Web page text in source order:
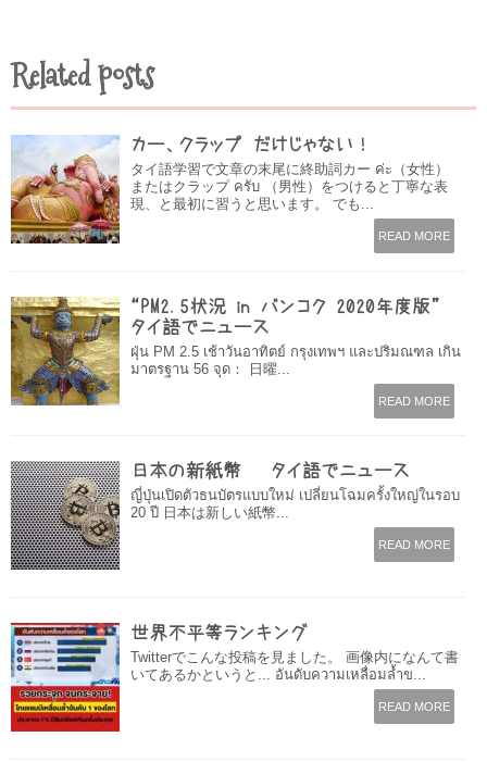
Related posts
カー、クラップ だけじゃない！
タイ語学習で文章の末尾に終助詞カー ค่ะ（女性）
またはクラップ ครับ （男性）をつけると丁寧な表
現、と最初に習うと思います。 でも...
READ MORE
“PM2.5状況 in バンコク 2020年度版” –
タイ語でニュース
ฝุ่น PM 2.5 เช้าวันอาทิตย์ กรุงเทพฯ และปริมณฑล เกิน
มาตรฐาน 56 จุด： 日曜...
READ MORE
日本の新紙幣 – タイ語でニュース
ญี่ปุ่นเปิดตัวธนบัตรแบบใหม่ เปลี่ยนโฉมครั้งใหญ่ในรอบ
20 ปี 日本は新しい紙幣...
READ MORE
世界不平等ランキング
Twitterでこんな投稿を見ました。 画像内になんて書
いてあるかというと... อันดับความเหลื่อมล้ำข...
READ MORE